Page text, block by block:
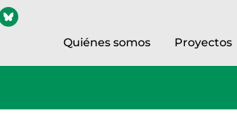
Quiénes somos Proyectos